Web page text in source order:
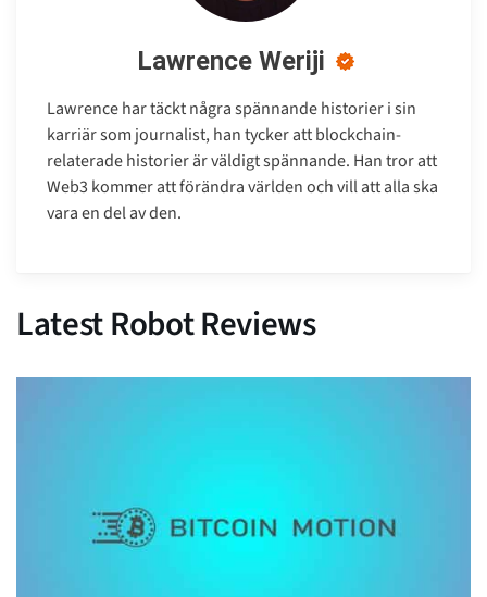
Lawrence Weriji
Lawrence har täckt några spännande historier i sin
karriär som journalist, han tycker att blockchain-
relaterade historier är väldigt spännande. Han tror att
Web3 kommer att förändra världen och vill att alla ska
vara en del av den.
Latest Robot Reviews